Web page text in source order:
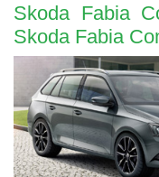
Skoda Fabia
Skoda Fabia